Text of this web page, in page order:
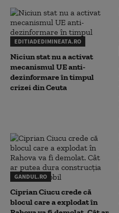
EDITIADEDIMINEATA.RO
Niciun stat nu a activat
mecanismul UE anti-
dezinformare în timpul
crizei din Ceuta
GANDUL.RO
Ciprian Ciucu crede că
blocul care a explodat în